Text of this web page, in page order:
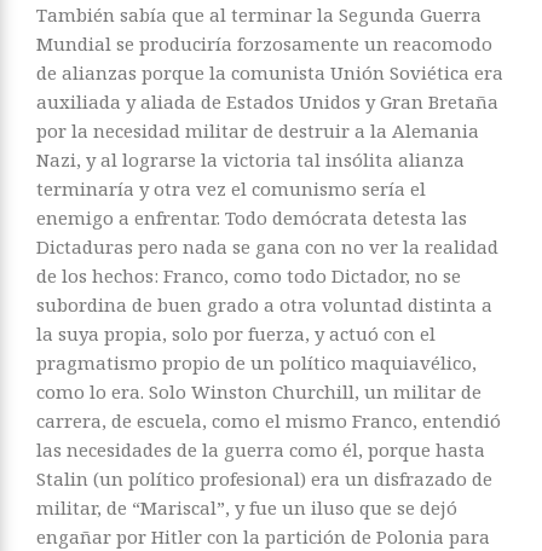
También sabía que al terminar la Segunda Guerra
Mundial se produciría forzosamente un reacomodo
de alianzas porque la comunista Unión Soviética era
auxiliada y aliada de Estados Unidos y Gran Bretaña
por la necesidad militar de destruir a la Alemania
Nazi, y al lograrse la victoria tal insólita alianza
terminaría y otra vez el comunismo sería el
enemigo a enfrentar. Todo demócrata detesta las
Dictaduras pero nada se gana con no ver la realidad
de los hechos: Franco, como todo Dictador, no se
subordina de buen grado a otra voluntad distinta a
la suya propia, solo por fuerza, y actuó con el
pragmatismo propio de un político maquiavélico,
como lo era. Solo Winston Churchill, un militar de
carrera, de escuela, como el mismo Franco, entendió
las necesidades de la guerra como él, porque hasta
Stalin (un político profesional) era un disfrazado de
militar, de “Mariscal”, y fue un iluso que se dejó
engañar por Hitler con la partición de Polonia para